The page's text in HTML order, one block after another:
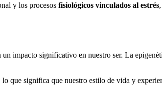
y los procesos fisiológicos vinculados al estrés
impacto significativo en nuestro ser. La
que significa que nuestro estilo de vida y